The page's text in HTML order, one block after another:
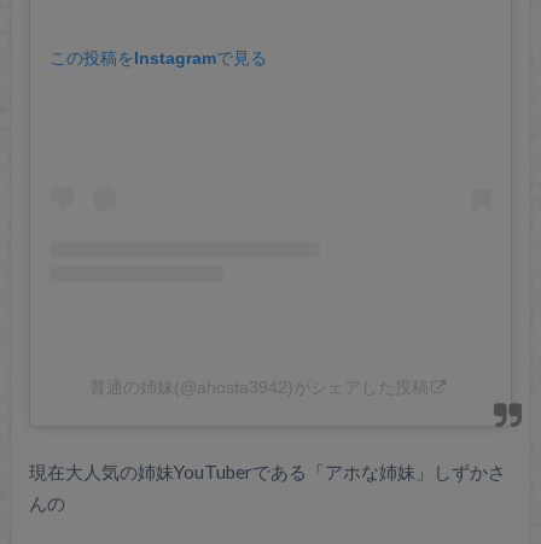
この投稿をInstagramで見る
普通の姉妹(@ahosta3942)がシェアした投稿
現在大人気の姉妹YouTuberである「アホな姉妹」しずかさ
んの